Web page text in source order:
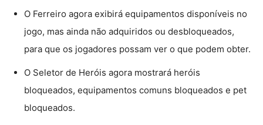
O Ferreiro agora exibirá equipamentos disponíveis no
jogo, mas ainda não adquiridos ou desbloqueados,
para que os jogadores possam ver o que podem obter.
O Seletor de Heróis agora mostrará heróis
bloqueados, equipamentos comuns bloqueados e pet
bloqueados.